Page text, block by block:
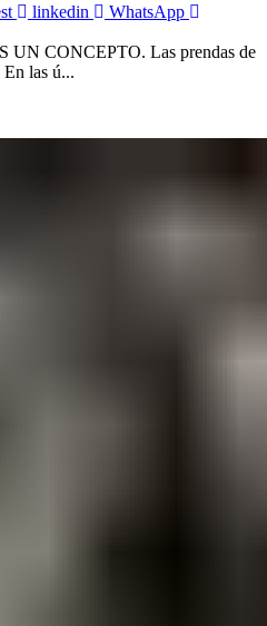
linkedin
WhatsApp
CONCEPTO. Las prendas de
En las ú...